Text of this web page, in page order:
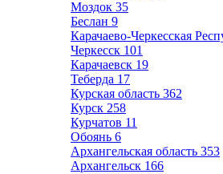
Моздок 35
Беслан 9
Карачаево-Черкесская
Черкесск 101
Карачаевск 19
Теберда 17
Курская область 362
Курск 258
Курчатов 11
Обоянь 6
Архангельская область 353
Архангельск 166